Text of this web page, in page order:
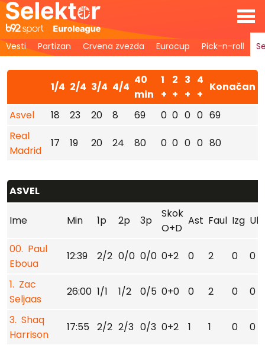
Vesti Partizan Crvena zvezda Eurocup Pick-n-roll
1/4 2/4 3/4 4/4
40
min
1
+
2
+
3
+
4
+
Konačan
Asvel 18 23 20 8 69 0 0 0 0 69
Real
Madrid
17 19 20 24 80 0 0 0 0 80
ASVEL
Ime Min 1p 2p 3p
Skok
O+D
Ast Faul Izg Ukr
00. Paul
Eboua
12:39 2/2 0/0 0/0 0+2 0 2 0 0
1. Zac
Seljaas
26:00 1/1 1/2 0/5 0+0 0 2 0 0
3. Shaq
Harrison
17:55 2/2 2/3 0/3 0+2 1 1 0 0